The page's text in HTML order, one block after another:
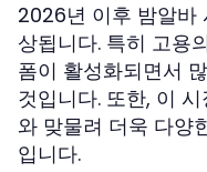
2026년 이후 밤알바
상됩니다. 특히 고용
폼이 활성화되면서
것입니다. 또한, 이
와 맞물려 더욱 다양
입니다.